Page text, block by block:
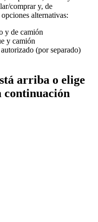
comprar y, de
alternativas:
y de camión
y camión
(por separado)
arriba o elige
continuación